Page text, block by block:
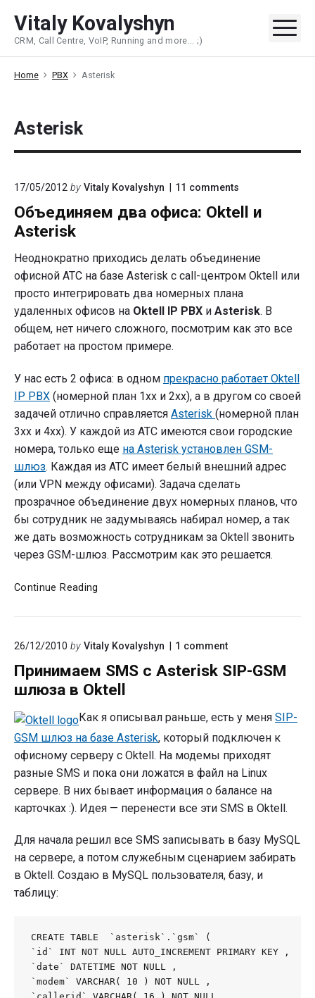
content
Vitaly Kovalyshyn
CRM, Call Centre, VoIP, Running and more... ;)
Home PBX Asterisk
Asterisk
17/05/2012 by Vitaly Kovalyshyn 11 comments
два
Asterisk"
Объединяем два офиса: Oktell и
Asterisk
Неоднократно приходись делать объединение
офисной АТС на базе Asterisk с call-центром Oktell или
просто интегрировать два номерных плана
удаленных офисов на Oktell IP PBX и Asterisk. В
общем, нет ничего сложного, посмотрим как это все
работает на простом примере.
У нас есть 2 офиса: в одном прекрасно работает Oktell
IP PBX (номерной план 1хх и 2хх), а в другом со своей
задачей отлично справляется Asterisk (номерной план
3хх и 4хх). У каждой из АТС имеются свои городские
номера, только еще на Asterisk установлен GSM-
шлюз. Каждая из АТС имеет белый внешний адрес
(или VPN между офисами). Задача сделать
прозрачное объединение двух номерных планов, что
бы сотрудник не задумываясь набирал номер, а так
же дать возможность сотрудникам за Oktell звонить
через GSM-шлюз. Рассмотрим как это решается.
Continue Reading
и
Asterisk
26/12/2010 by Vitaly Kovalyshyn 1 commenton
SMS
GSM
шлюза
в
Oktell"
Принимаем SMS с Asterisk SIP-GSM
шлюза в Oktell
Как я описывал раньше, есть у меня SIP-
GSM шлюз на базе Asterisk, который подключен к
офисному серверу с Oktell. На модемы приходят
разные SMS и пока они ложатся в файл на Linux
сервере. В них бывает информация о балансе на
карточках :). Идея — перенести все эти SMS в Oktell.
Для начала решил все SMS записывать в базу MySQL
на сервере, а потом служебным сценарием забирать
в Oktell. Создаю в MySQL пользователя, базу, и
таблицу:
CREATE TABLE  `asterisk`.`gsm` (
`id` INT NOT NULL AUTO_INCREMENT PRIMARY KEY ,
`date` DATETIME NOT NULL ,
`modem` VARCHAR( 10 ) NOT NULL ,